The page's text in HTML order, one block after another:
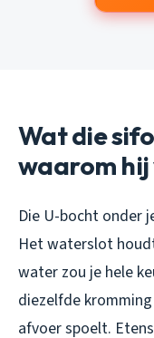
Wat die
waarom
Die U-bocht onder
Het waterslot
water zou je hele
diezelfde
afvoer spoelt.